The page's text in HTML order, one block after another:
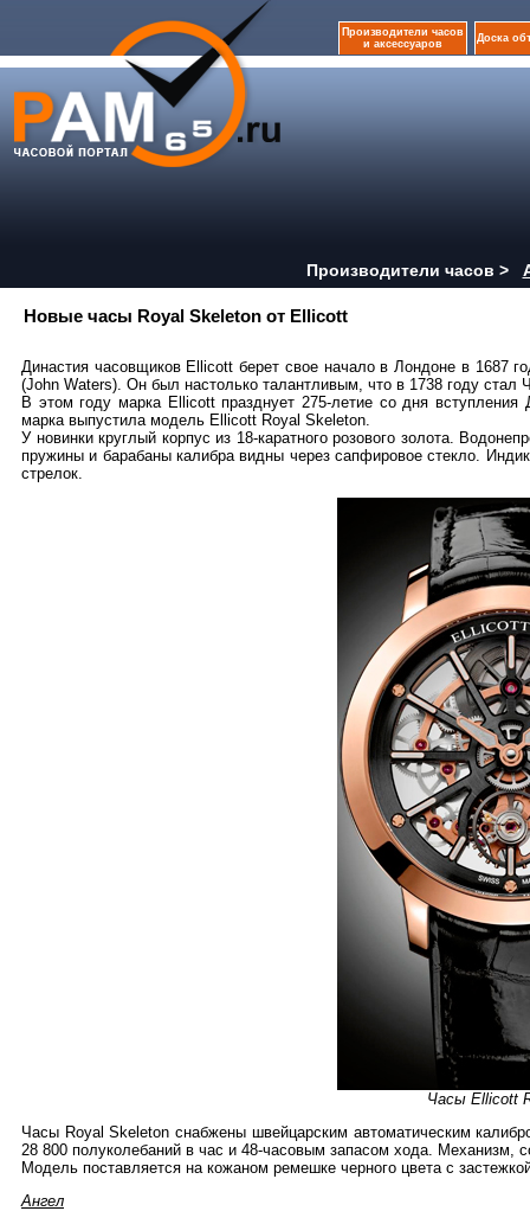
Производители часов
и аксессуаров
Доска
Производители часов >
Новые часы Royal Skeleton от Ellicott
Династия часовщиков Ellicott берет свое начало в Лондоне в 1687
(John Waters). Он был настолько талантливым, что в 1738 году стал
В этом году марка Ellicott празднует 275-летие со дня
марка выпустила модель Ellicott Royal Skeleton.
У новинки круглый корпус из 18-каратного розового золота.
пружины и барабаны калибра видны через сапфировое стекло.
стрелок.
Часы Ellicott
Часы Royal Skeleton снабжены швейцарским автоматическим
28 800 полуколебаний в час и 48-часовым запасом хода. Механизм,
Модель поставляется на кожаном ремешке черного цвета с
Ангел